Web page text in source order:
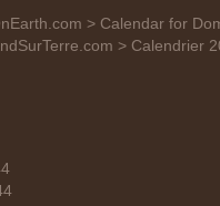
> Calendar for
> Calendrier